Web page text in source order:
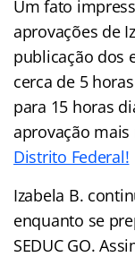
Um fato
aprovações de
publicação dos
cerca de 5
para 15 horas
aprovação mais
Distrito Federal!
Izabela B.
enquanto se
SEDUC GO.